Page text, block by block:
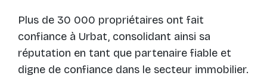
Plus de 30 000 propriétaires ont fait
confiance à Urbat, consolidant ainsi sa
réputation en tant que partenaire fiable et
digne de confiance dans le secteur immobilier.